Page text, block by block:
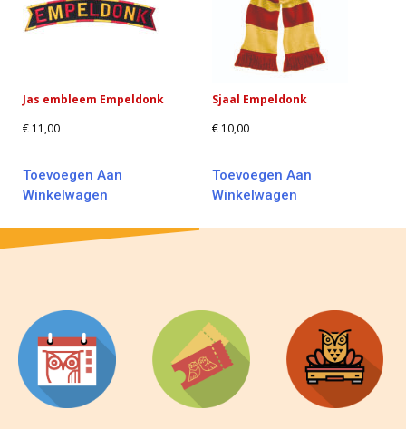
Jas embleem Empeldonk
€ 11,00
Toevoegen Aan
Winkelwagen
Sjaal Empeldonk
€ 10,00
Toevoegen Aan
Winkelwagen